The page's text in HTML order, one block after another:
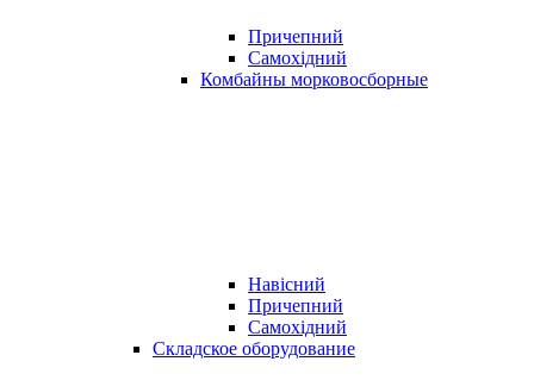
Причепний
Самохідний
Комбайны морковосборные
Навісний
Причепний
Самохідний
Складское оборудование